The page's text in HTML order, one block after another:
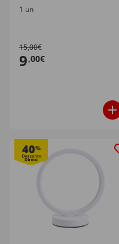
1 un
15,00€
9,00€
40%